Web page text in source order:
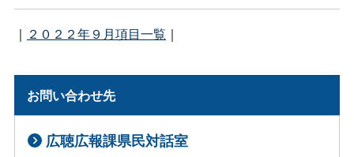
｜ ２０２２年９月項目一覧 ｜
お問い合わせ先
広聴広報課県民対話室